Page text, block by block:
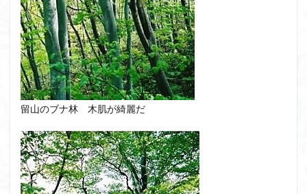
留山のブナ林 木肌が綺麗だ
ポンポン山
ヤシオツツジ
モルゲンロート
ムラサキヤシオ
ムラサキケマン
ミヤマキンバイ
ミヤマカタバミ
みなかみ町
みどり池 ミツマタ
マユミ
マッターホルン チャニー
カツラの巨木
カッコウソウ カタクリ
お花見
お坊山 オノエラン
エビネ
エゾシカ エゾシオガマ